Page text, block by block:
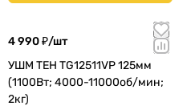
4 990 ₽/шт
УШМ TEH TG12511VP 125мм
(1100Вт; 4000-11000об/мин;
2кг)